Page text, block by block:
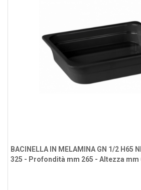
BACINELLA IN MELAMINA GN 1/2 H65
325 - Profondità mm 265 - Altezza mm